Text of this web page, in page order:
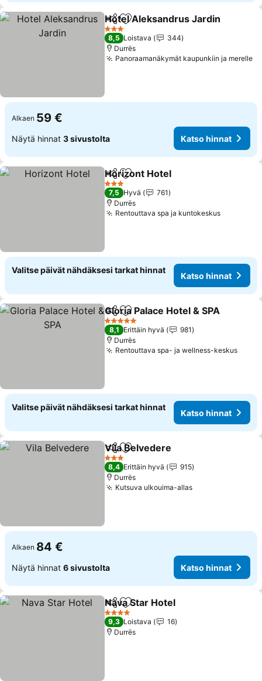
Jaa Lisää suosikkeihin
Hotel Aleksandrus Jardin
3 Tähtiluokitus
8,5 Loistava
344
Durrës
Panoraamanäkymät kaupunkiin ja merelle
Alkaen 59 €
Näytä hinnat 3 sivustolta Katso hinnat
Jaa Lisää suosikkeihin
Horizont Hotel
3 Tähtiluokitus
7,5 Hyvä
761
Durrës
Rentouttava spa ja kuntokeskusKatso
Valitse päivät nähdäksesi tarkat hinnat
Katso hinnat
Jaa Lisää suosikkeihin
Gloria Palace Hotel & SPA
5 Tähtiluokitus
8,1 Erittäin hyvä
981
Durrës
Rentouttava spa- ja wellness-keskus
Valitse päivät nähdäksesi tarkat hinnat
Katso hinnat
Jaa Lisää suosikkeihin
Vila Belvedere
3 Tähtiluokitus
8,4 Erittäin hyvä
915
Durrës
Kutsuva ulkouima-allasKatso hinnat
Alkaen 84 €
Näytä hinnat 6 sivustolta Katso hinnat
Jaa Lisää suosikkeihin
Nava Star Hotel
4 Tähtiluokitus
9,3 Loistava
16
Durrës